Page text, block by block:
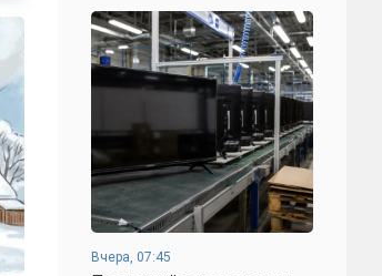
Вчера, 07:45